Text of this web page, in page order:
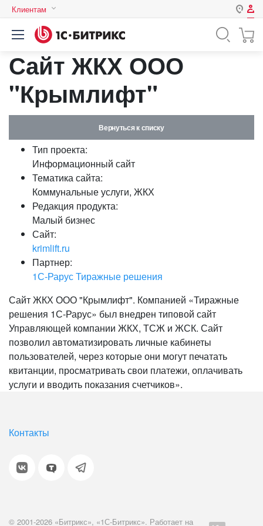
Клиентам
Авторизация
Нет аккаунта?Зарегистрироваться
Логин
Пароль
Запомнить меня на этом
Забыли свой пароль?
Сайт ЖКХ ООО
"Крымлифт"
Вернуться к списку
Тип проекта:
Информационный сайт
Тематика сайта:
Коммунальные услуги, ЖКХ
Редакция продукта:
Малый бизнес
Сайт:
krimlift.ru
Партнер:
1С-Рарус Тиражные решения
Сайт ЖКХ ООО "Крымлифт". Компанией «Тиражные
решения 1С-Рарус» был внедрен типовой сайт
Управляющей компании ЖКХ, ТСЖ и ЖСК. Сайт
позволил автоматизировать личные кабинеты
пользователей, через которые они могут печатать
квитанции, просматривать свои платежи, оплачивать
услуги и вводить показания счетчиков».
Контакты
© 2001-2026 «Битрикс», «1С-Битрикс». Работает на